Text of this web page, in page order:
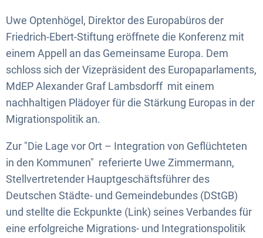
Uwe Optenhögel, Direktor des Europabüros der
Friedrich-Ebert-Stiftung eröffnete die Konferenz mit
einem Appell an das Gemeinsame Europa. Dem
schloss sich der Vizepräsident des Europaparlaments,
MdEP Alexander Graf Lambsdorff mit einem
nachhaltigen Plädoyer für die Stärkung Europas in der
Migrationspolitik an.
Zur "Die Lage vor Ort – Integration von Geflüchteten
in den Kommunen" referierte Uwe Zimmermann,
Stellvertretender Hauptgeschäftsführer des
Deutschen Städte- und Gemeindebundes (DStGB)
und stellte die Eckpunkte (Link) seines Verbandes für
eine erfolgreiche Migrations- und Integrationspolitik